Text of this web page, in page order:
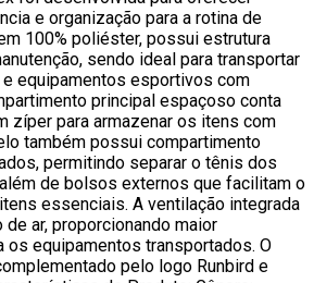
e organização para a rotina de
100% poliéster, possui estrutura
sendo ideal para transportar
equipamentos esportivos com
principal espaçoso conta
zíper para armazenar os itens com
também possui compartimento
permitindo separar o tênis dos
de bolsos externos que facilitam o
essenciais. A ventilação integrada
de ar, proporcionando maior
os equipamentos transportados. O
pelo logo Runbird e